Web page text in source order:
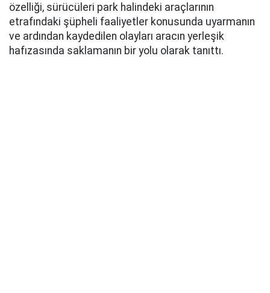
özelliği, sürücüleri park halindeki araçlarının
etrafındaki şüpheli faaliyetler konusunda uyarmanın
ve ardından kaydedilen olayları aracın yerleşik
hafızasında saklamanın bir yolu olarak tanıttı.